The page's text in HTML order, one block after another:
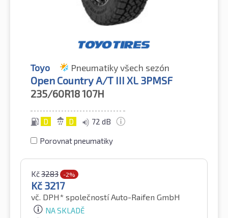
Toyo Pneumatiky všech sezón
Open Country A/T III XL 3PMSF
235/60R18107H
D D 72 dB
Porovnat pneumatiky
Kč3283 -2%
Kč 3217
vč. DPH* společností Auto-Raifen GmbH
NA SKLADĚ